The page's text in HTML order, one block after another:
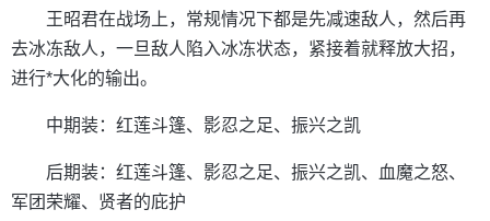
王昭君在战场上，常规情况下都是先减速敌人，然后再
去冰冻敌人，一旦敌人陷入冰冻状态，紧接着就释放大招，
进行*大化的输出。
中期装：红莲斗篷、影忍之足、振兴之凯
后期装：红莲斗篷、影忍之足、振兴之凯、血魔之怒、
军团荣耀、贤者的庇护